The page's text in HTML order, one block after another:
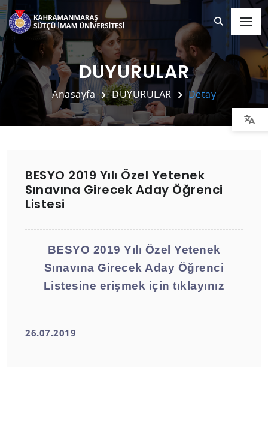
DUYURULAR
Anasayfa DUYURULAR Detay
BESYO 2019 Yılı Özel Yetenek
Sınavına Girecek Aday Öğrenci
Listesi
BESYO 2019 Yılı Özel Yetenek
Sınavına Girecek Aday Öğrenci
Listesine erişmek için tıklayınız
26.07.2019